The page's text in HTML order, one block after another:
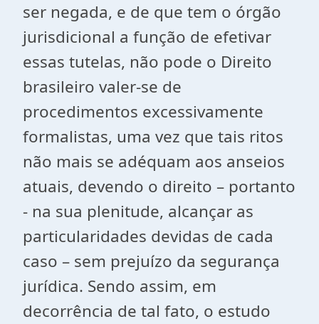
ser negada, e de que tem o órgão
jurisdicional a função de efetivar
essas tutelas, não pode o Direito
brasileiro valer-se de
procedimentos excessivamente
formalistas, uma vez que tais ritos
não mais se adéquam aos anseios
atuais, devendo o direito – portanto
- na sua plenitude, alcançar as
particularidades devidas de cada
caso – sem prejuízo da segurança
jurídica. Sendo assim, em
decorrência de tal fato, o estudo